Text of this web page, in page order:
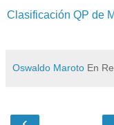
Clasificación QP de
Oswaldo Maroto En